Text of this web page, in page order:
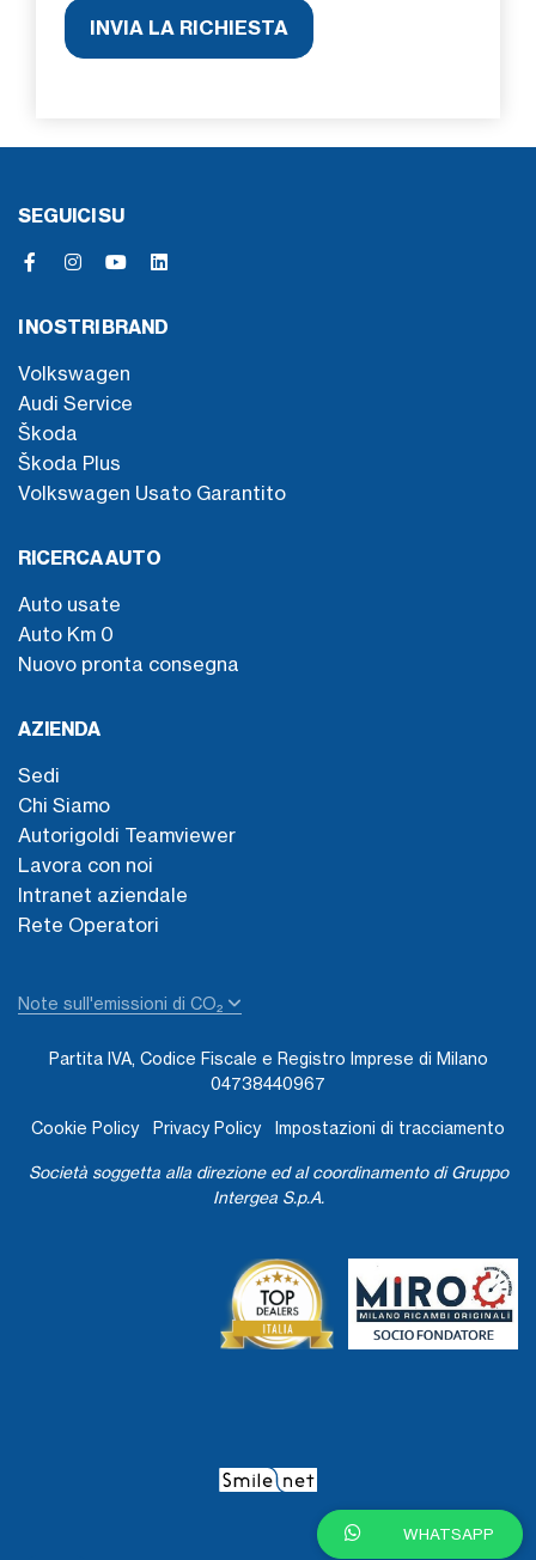
SEGUICI SU
I NOSTRI BRAND
Volkswagen
Audi Service
Škoda
Škoda Plus
Volkswagen Usato Garantito
RICERCA AUTO
Auto usate
Auto Km 0
Nuovo pronta consegna
AZIENDA
Sedi
Chi Siamo
Autorigoldi Teamviewer
Lavora con noi
Intranet aziendale
Rete Operatori
Note sull'emissioni di CO₂
Partita IVA, Codice Fiscale e Registro Imprese di Milano
04738440967
Cookie Policy Privacy Policy Impostazioni di tracciamento
Società soggetta alla direzione ed al coordinamento di Gruppo
Intergea S.p.A.
WHATSAPP